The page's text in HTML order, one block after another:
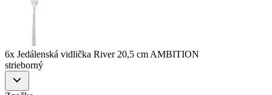
6x Jedálenská vidlička River 20,5 cm AMBITION
strieborný